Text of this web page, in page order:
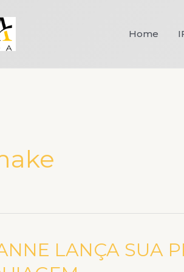
Home
LANÇA SUA